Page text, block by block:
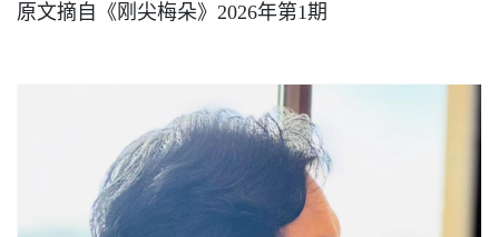
原文摘自《刚尖梅朵》2026年第1期